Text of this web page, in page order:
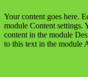
Your content goes here.
module Content settings.
content in the module
to this text in the module